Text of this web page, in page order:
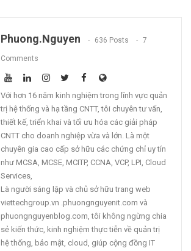
Phuong.nguyen 636 Posts 7
Comments
Với hơn 16 năm kinh nghiệm trong lĩnh vực quản
trị hệ thống và hạ tầng CNTT, tôi chuyên tư vấn,
thiết kế, triển khai và tối ưu hóa các giải pháp
CNTT cho doanh nghiệp vừa và lớn. Là một
chuyên gia cao cấp sở hữu các chứng chỉ uy tín
như MCSA, MCSE, MCITP, CCNA, VCP, LPI, Cloud
Services,
Là người sáng lập và chủ sở hữu trang web
viettechgroup.vn .phuongnguyenit.com và
phuongnguyenblog.com, tôi không ngừng chia
sẻ kiến thức, kinh nghiệm thực tiễn về quản trị
hệ thống, bảo mật, cloud, giúp cộng đồng IT